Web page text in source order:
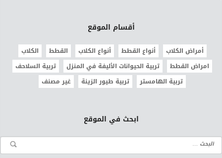
أقسام الموقع
أمراض الكلاب أنواع القطط أنواع الكلاب القطط
الكلاب
امراض القطط
تربية الحيوانات الأليفة في المنزل
تربية السلاحف
تربية الهامستر
تربية طيور الزينة غير مصنف
ابحث في الموقع